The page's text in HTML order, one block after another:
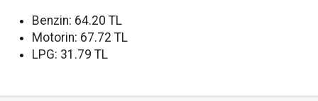
Benzin: 64.20 TL
Motorin: 67.72 TL
LPG: 31.79 TL